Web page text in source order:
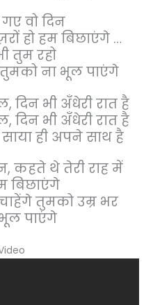
वो दिन
हो हम बिछाएंगे …
तुम रहो
ना भूल पाएंगे
भी अँधेरी रात है
भी अँधेरी रात है
ही अपने साथ है
कहते थे तेरी राह में
बिछाएंगे
तुमको उम्र भर
पाएंगे